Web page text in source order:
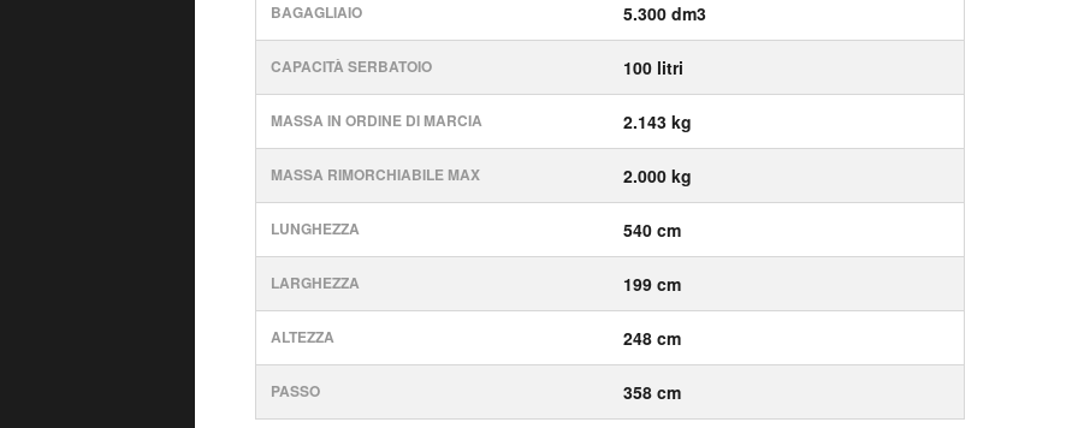
BAGAGLIAIO 5.300 dm3
CAPACITÀ SERBATOIO 100 litri
MASSA IN ORDINE DI MARCIA 2.143 kg
MASSA RIMORCHIABILE MAX 2.000 kg
LUNGHEZZA 540 cm
LARGHEZZA 199 cm
ALTEZZA 248 cm
PASSO 358 cm